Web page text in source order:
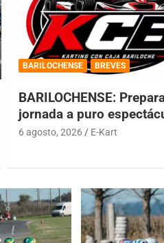
BARILOCHENSE BREVES
BARILOCHENSE:
jornada a puro
6 agosto, 2026 E-Kart